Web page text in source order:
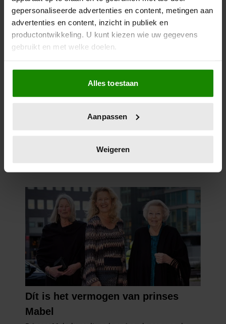
gepersonaliseerde advertenties en content, metingen aan
advertenties en content, inzicht in publiek en
productontwikkeling. U kunt kiezen wie uw gegevens
gebruikt en met welke doelen.
Als u het toestaat, willen we ook graag:
Informatie verzamelen over uw geografische
locatie, die tot een paar meter nauwkeurig kan zijn
scannen op specifieke eigenschappen (fingerprinting)
verwerkt en stel uw voorkeuren in het
intrekken in de Cookieverklaring.
We gebruiken cookies om content en advertenties te
personaliseren, om functies voor social media te bieden
en om ons websiteverkeer te analyseren. Ook delen we
informatie over uw gebruik van onze site met onze
partners voor social media, adverteren en analyse. Deze
partners kunnen deze gegevens combineren met andere
informatie die u aan ze heeft verstrekt of die ze hebben
verzameld op basis van uw gebruik van hun services. U
gaat akkoord met onze cookies als u onze website blijft
Alles toestaan
Aanpassen
Weigeren